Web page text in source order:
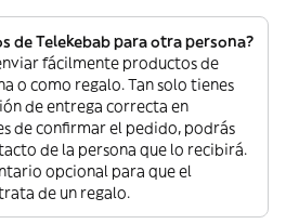
de Telekebab para otra persona?
fácilmente productos de
o como regalo. Tan solo tienes
de entrega correcta en
de confirmar el pedido, podrás
de la persona que lo recibirá.
opcional para que el
de un regalo.